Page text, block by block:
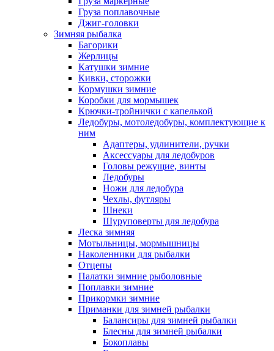
Груза поплавочные
Джиг-головки
Зимняя рыбалка
Багорики
Жерлицы
Катушки зимние
Кивки, сторожки
Кормушки зимние
Коробки для мормышек
Крючки-тройнички с капелькой
Ледобуры, мотоледобуры, комплектующие к
ним
Адаптеры, удлинители, ручки
Аксессуары для ледобуров
Головы режущие, винты
Ледобуры
Ножи для ледобура
Чехлы, футляры
Шнеки
Шуруповерты для ледобура
Леска зимняя
Мотыльницы, мормышницы
Наколенники для рыбалки
Отцепы
Палатки зимние рыболовные
Поплавки зимние
Прикормки зимние
Приманки для зимней рыбалки
Балансиры для зимней рыбалки
Блесны для зимней рыбалки
Бокоплавы